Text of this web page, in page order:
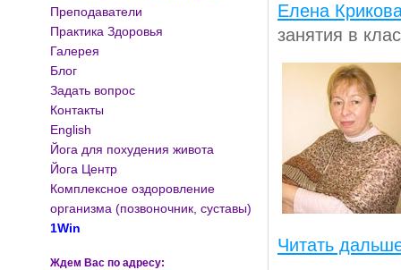
Преподаватели
Практика Здоровья
Галерея
Блог
Задать вопрос
Контакты
English
Йога для похудения живота
Йога Центр
Комплексное оздоровление
организма (позвоночник, суставы)
1Win
Ждем Вас по адресу:
Елена
занятия в
Читать